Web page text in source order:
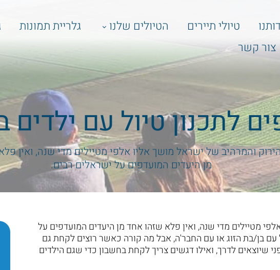
טיולי תיירים הטיולים שלנו גלריית תמונות
צור קשר
לתכנון טיול עם ילדים
והמרהיב של ישראל מושך אליו אלפי מטיילים מדי שנה, ואין
מן היעדים המועדפים על ישראלים רבים.
מטיילים מדי שנה, ואין פלא שזהו אחד מן היעדים המועדפים על
עם בן/בת הזוג או עם החבר'ה, אבל מה קורה כאשר רוצים לקחת גם
שיוצאים לדרך, ואילו דגשים צריך לקחת בחשבון כדי שגם הילדים